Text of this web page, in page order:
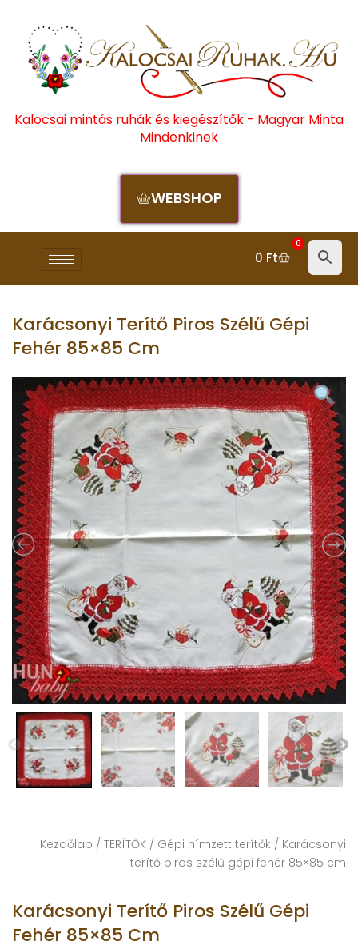
Kalocsai mintás ruhák és kiegészítők - Magyar Minta
Mindenkinek
WEBSHOP
0 Ft
0
Karácsonyi Terítő Piros Szélű Gépi
Fehér 85×85 Cm
Kezdőlap / TERÍTŐK / Gépi hímzett terítők / Karácsonyi
terítő piros szélű gépi fehér 85×85 cm
Karácsonyi Terítő Piros Szélű Gépi
Fehér 85×85 Cm